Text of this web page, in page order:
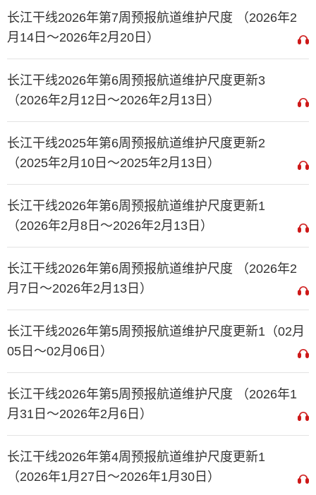
长江干线2026年第7周预报航道维护尺度 （2026年2
月14日～2026年2月20日）
长江干线2026年第6周预报航道维护尺度更新3
（2026年2月12日～2026年2月13日）
长江干线2025年第6周预报航道维护尺度更新2
（2025年2月10日～2025年2月13日）
长江干线2026年第6周预报航道维护尺度更新1
（2026年2月8日～2026年2月13日）
长江干线2026年第6周预报航道维护尺度 （2026年2
月7日～2026年2月13日）
长江干线2026年第5周预报航道维护尺度更新1（02月
05日～02月06日）
长江干线2026年第5周预报航道维护尺度 （2026年1
月31日～2026年2月6日）
长江干线2026年第4周预报航道维护尺度更新1
（2026年1月27日～2026年1月30日）